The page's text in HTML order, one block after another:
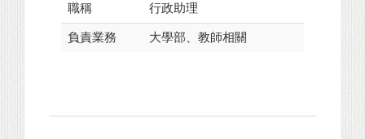
職稱
行政助理
負責業務
大學部、教師相關